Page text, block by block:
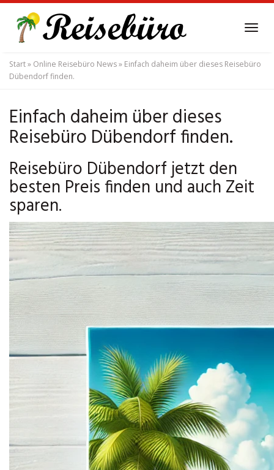
main
content
Start» Online Reisebüro News» Einfach daheim über dieses Reisebüro
Dübendorf finden.
Einfach daheim über dieses
Reisebüro Dübendorf finden.
Reisebüro Dübendorf jetzt den
besten Preis finden und auch Zeit
sparen.